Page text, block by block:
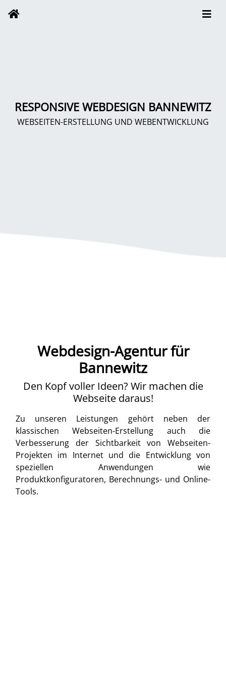
RESPONSIVE WEBDESIGN BANNEWITZ
WEBSEITEN-ERSTELLUNG UND WEBENTWICKLUNG
Webdesign-Agentur für
Bannewitz
Den Kopf voller Ideen? Wir machen die
Webseite daraus!
Zu unseren Leistungen gehört neben der
klassischen Webseiten-Erstellung auch die
Verbesserung der Sichtbarkeit von Webseiten-
Projekten im Internet und die Entwicklung von
speziellen Anwendungen wie
Produktkonfiguratoren, Berechnungs- und Online-
Tools.